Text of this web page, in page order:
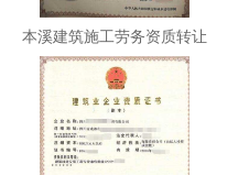
本溪建筑施工劳务资质转让